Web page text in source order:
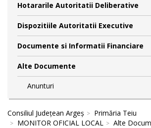
Hotararile Autoritatii Deliberative
Dispozitiile Autoritatii Executive
Documente si Informatii Financiare
Alte Documente
Anunturi
Consiliul Județean Argeș
Primăria Teiu
MONITOR OFICIAL LOCAL
Alte